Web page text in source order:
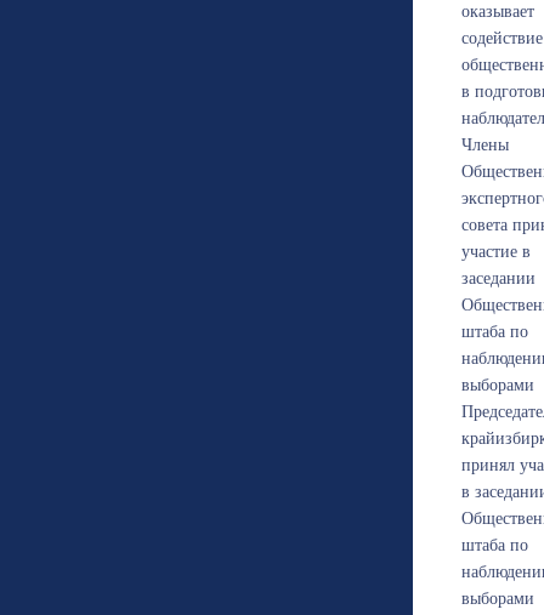
оказывает
содействие
в
Члены
совета
участие в
заседании
штаба по
выборами
принял
в
штаба по
выборами